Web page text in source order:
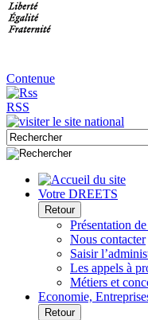
Contenue
RSS
Votre DREETS
Retour
Présentation
Nous contacter
Saisir
Les appels à
Métiers et
Economie,
Retour